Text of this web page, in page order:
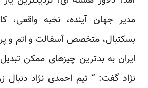
مدیر جهان آینده، نخبه واقعی،
بسکتبال، متخصص آسفالت و اتم و
ایران به بدترین چیزهای ممکن
نژاد گفت: “ تیم احمدی نژاد